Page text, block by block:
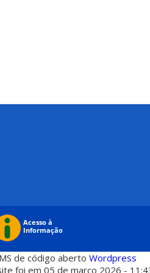
de código aberto Wordpress
foi em 05 de março 2026 -